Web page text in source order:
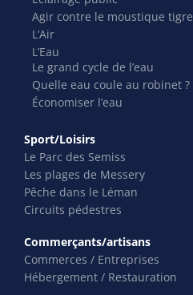
Agir contre le moustique tigre
L’Air
L’Eau
Le grand cycle de l’eau
Quelle eau coule au robinet ?
Économiser l’eau
Sport/Loisirs
Le Parc des Semiss
Les plages de Messery
Pêche dans le Léman
Circuits pédestres
Commerçants/artisans
Commerces / Entreprises
Hébergement / Restauration